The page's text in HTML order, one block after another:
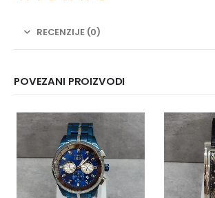
RECENZIJE (0)
POVEZANI PROIZVODI